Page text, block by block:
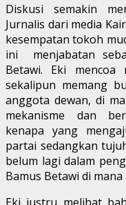
Diskusi semakin
Jurnalis dari media
kesempatan tokoh
ini menjabatan
Betawi. Eki mencoa
sekalipun memang
anggota dewan, di
mekanisme dan
kenapa yang
partai sedangkan
belum lagi dalam
Bamus Betawi di